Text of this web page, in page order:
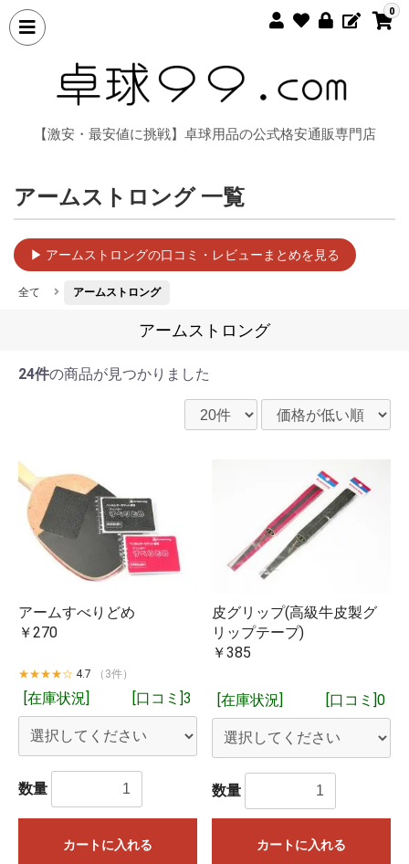
0
【激安・最安値に挑戦】卓球用品の公式格安通販専門店
アームストロング 一覧
▶ アームストロングの口コミ・レビューまとめを見る
全て アームストロング
アームストロング
24件の商品が見つかりました
アームすべりどめ
￥270
★★★★☆ 4.7 （3件）
[在庫状況] [口コミ]3
数量
カートに入れる
皮グリップ(高級牛皮製グ
リップテープ)
￥385
[在庫状況] [口コミ]0
数量
カートに入れる